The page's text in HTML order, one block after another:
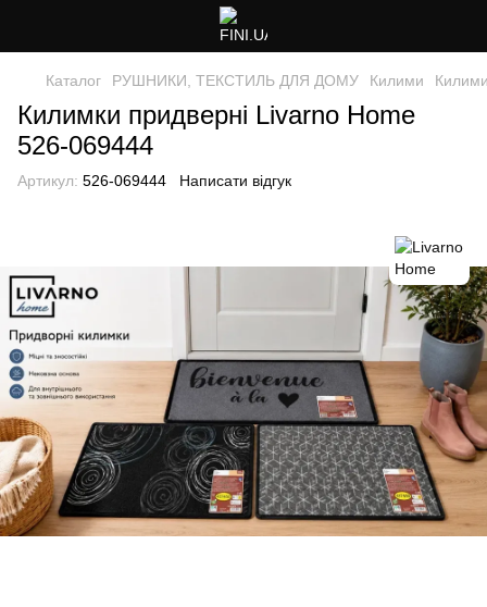
Каталог РУШНИКИ, ТЕКСТИЛЬ ДЛЯ ДОМУ Килими
Килимки придверні Livarno Home
526-069444
Артикул: 526-069444 Написати відгук